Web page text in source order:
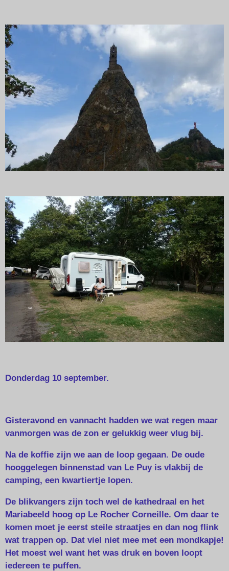
Donderdag 10 september.
Gisteravond en vannacht hadden we wat regen maar
vanmorgen was de zon er gelukkig weer vlug bij.
Na de koffie zijn we aan de loop gegaan. De oude
hooggelegen binnenstad van Le Puy is vlakbij de
camping, een kwartiertje lopen.
De blikvangers zijn toch wel de kathedraal en het
Mariabeeld hoog op Le Rocher Corneille. Om daar te
komen moet je eerst steile straatjes en dan nog flink
wat trappen op. Dat viel niet mee met een mondkapje!
Het moest wel want het was druk en boven loopt
iedereen te puffen.